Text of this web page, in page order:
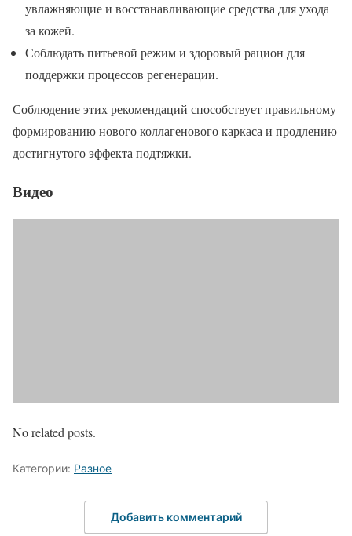
увлажняющие и восстанавливающие средства для ухода
за кожей.
Соблюдать питьевой режим и здоровый рацион для
поддержки процессов регенерации.
Соблюдение этих рекомендаций способствует правильному
формированию нового коллагенового каркаса и продлению
достигнутого эффекта подтяжки.
Видео
No related posts.
Категории: Разное
Добавить комментарий